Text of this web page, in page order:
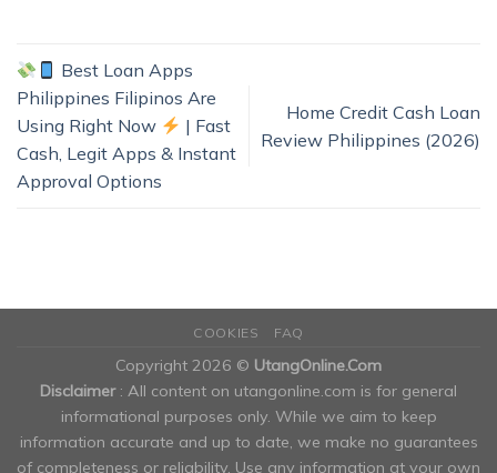
Best Loan Apps
Philippines Filipinos Are
Using Right Now
| Fast
Cash, Legit Apps & Instant
Approval Options
Home Credit Cash Loan
Review Philippines (2026)
COOKIES FAQ
Copyright 2026 © UtangOnline.Com
Disclaimer : All content on utangonline.com is for general
informational purposes only. While we aim to keep
information accurate and up to date, we make no guarantees
of completeness or reliability. Use any information at your own